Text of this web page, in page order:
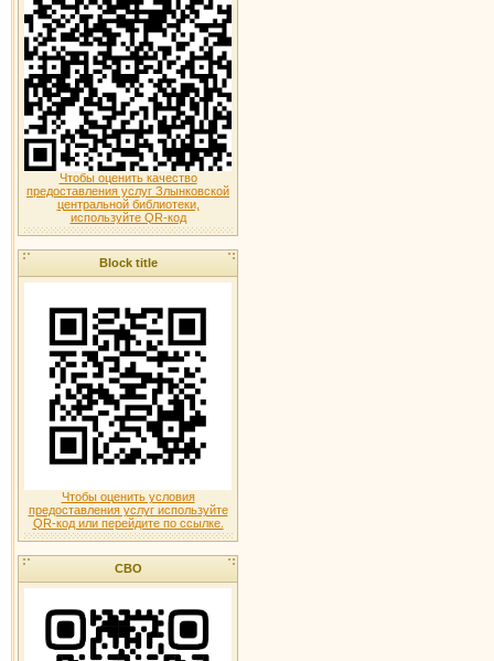
Чтобы оценить качество
предоставления услуг Злынковской
центральной библиотеки,
используйте QR-код
Block title
Чтобы оценить условия
предоставления услуг используйте
QR-код или перейдите по ссылке.
СВО